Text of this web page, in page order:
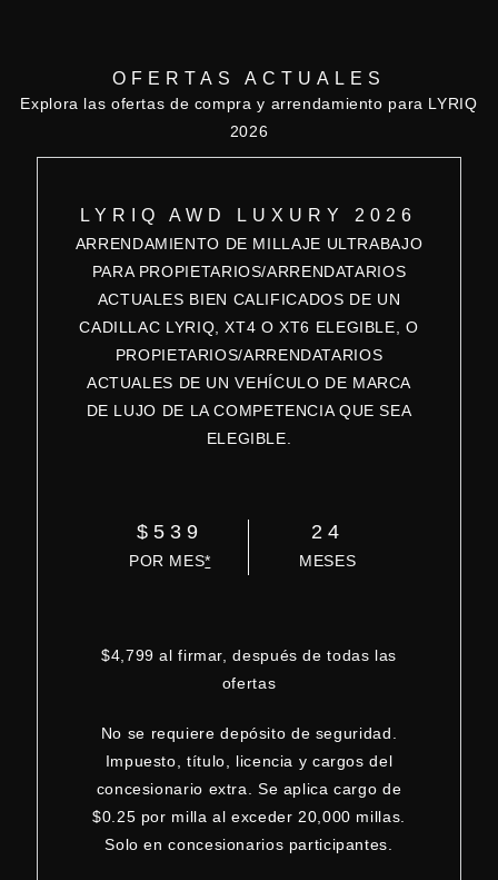
OFERTAS ACTUALES
Explora las ofertas de compra y arrendamiento para LYRIQ
2026
LYRIQ AWD LUXURY 2026
ARRENDAMIENTO DE MILLAJE ULTRABAJO
PARA PROPIETARIOS/ARRENDATARIOS
ACTUALES BIEN CALIFICADOS DE UN
CADILLAC LYRIQ, XT4 O XT6 ELEGIBLE, O
PROPIETARIOS/ARRENDATARIOS
ACTUALES DE UN VEHÍCULO DE MARCA
DE LUJO DE LA COMPETENCIA QUE SEA
ELEGIBLE.
$539
POR MES*
24
MESES
$4,799 al firmar, después de todas las
ofertas
No se requiere depósito de seguridad.
Impuesto, título, licencia y cargos del
concesionario extra. Se aplica cargo de
$0.25 por milla al exceder 20,000 millas.
Solo en concesionarios participantes.